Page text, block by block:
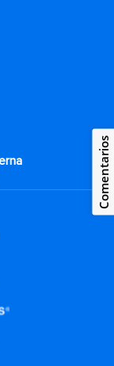
Comentarios